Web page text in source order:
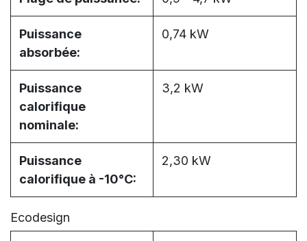
Puissance
absorbée:
0,74 kW
Puissance
calorifique
nominale:
3,2 kW
Puissance
calorifique à -10°C:
2,30 kW
Ecodesign